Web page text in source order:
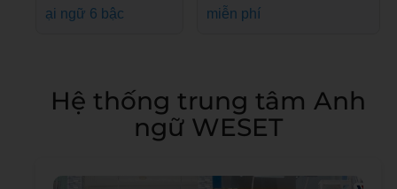
ại ngữ 6 bậc
miễn phí
Hệ thống trung tâm Anh
ngữ WESET